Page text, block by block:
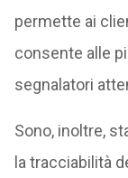
permette ai
consente alle
segnalatori
Sono, inoltre,
la tracciabilità